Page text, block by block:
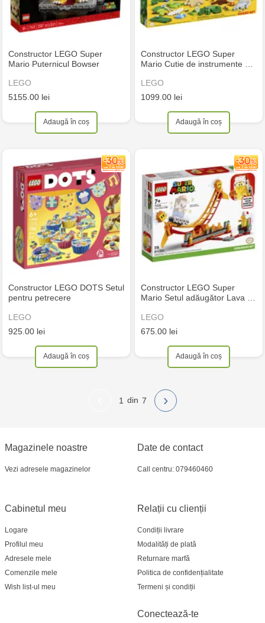
Constructor LEGO Super
Mario Puternicul Bowser
LEGO
5155.00 lei
Adaugă în coș
Constructor LEGO Super
Mario Cutie de instrumente …
LEGO
1099.00 lei
Adaugă în coș
Constructor LEGO DOTS Setul
pentru petrecere
LEGO
925.00 lei
Adaugă în coș
Constructor LEGO Super
Mario Setul adăugător Lava …
LEGO
675.00 lei
Adaugă în coș
1 7 ›
Magazinele noastre
Vezi adresele magazinelor
Relații cu clienții
Condiții livrare
Modalități de plată
Returnare marfă
Politica de confidențialitate
Termeni și condiții
Cabinetul meu
Logare
Profilul meu
Adresele mele
Comenzile mele
Wish list-ul meu
Date de contact
Call centru: 079460460
Conectează-te